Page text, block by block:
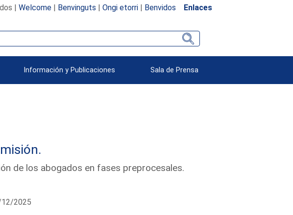
| Welcome| Benvinguts | Ongi etorri| Benvidos Enlaces
Información y Publicaciones Sala de Prensa
de los abogados en fases preprocesales.
2025